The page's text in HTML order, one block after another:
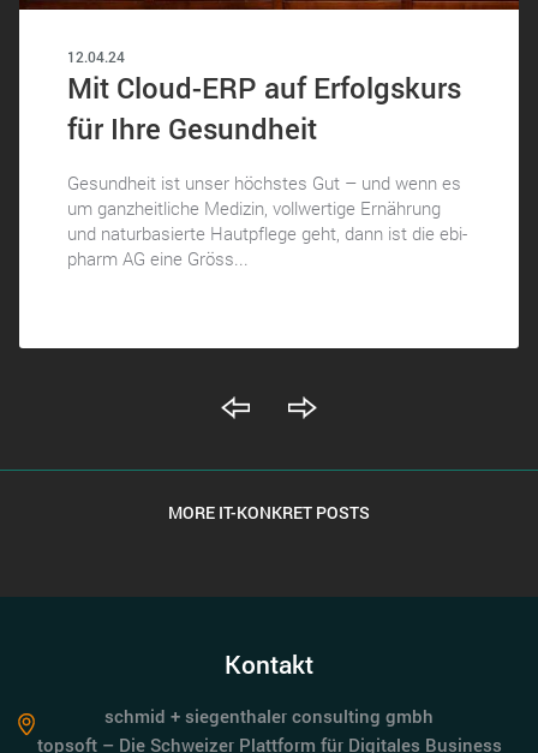
12.04.24
Mit Cloud-ERP auf Erfolgskurs
für Ihre Gesundheit
Gesundheit ist unser höchstes Gut – und wenn es
um ganzheitliche Medizin, vollwertige Ernährung
und naturbasierte Hautpflege geht, dann ist die ebi-
pharm AG eine Gröss...
MORE IT-KONKRET POSTS
Kontakt
schmid + siegenthaler consulting gmbh
topsoft – Die Schweizer Plattform für Digitales Business